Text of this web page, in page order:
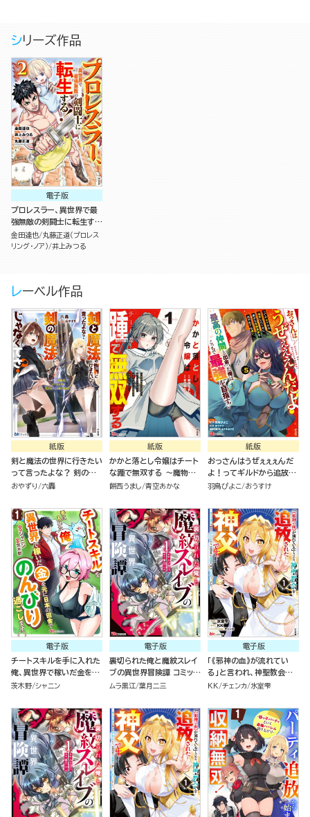
シリーズ作品
電子版
プロレスラー、異世界で最
強無敵の剣闘士に転生す
る！ コミック版 （2）
金田達也 丸藤正道（プロレス
リング・ノア） 井上みつる
レーベル作品
紙版
剣と魔法の世界に行きたい
って言ったよな？ 剣の魔
法じゃなくてさ？ ～ギフト
少女たちと駆け抜ける～
おやずり 六轟
紙版
かかと落とし令嬢はチート
な踵で無双する ～魔物を
即死させて楽しんでいた
壊しました～（１）
餅西うまし 青空あかな
紙版
おっさんはうぜぇぇぇんだ
よ！ってギルドから追放し
たくせに、後から復帰要請
仲間と出会った俺はこっち
で最強を目指す！（５）
羽鳥ぴよこ おうすけ
電子版
チートスキルを手に入れた
俺、異世界で稼いだ金を元
に日本の田舎でのんびり過
版）
茨木野 シャニン
電子版
裏切られた俺と魔紋スレイ
ブの異世界冒険譚 コミック
版 （1）
ムラ黒江 葉月二三
電子版
「《邪神の血》が流れてい
る」と言われ、神聖教会を
追放された神父です。 ～理
されたら、信仰対象の女神
様も一緒についてきちゃい
ました～ コミック版 （1）
KK チェンカ 氷室雫